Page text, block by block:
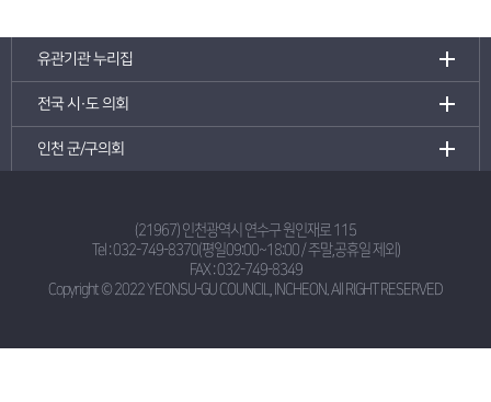
유관기관 누리집
전국 시·도 의회
인천 군/구의회
(21967) 인천광역시 연수구 원인재로 115
Tel :032-749-8370(평일09:00~18:00 / 주말,공휴일 제외)
FAX : 032-749-8349
Copyright © 2022 YEONSU-GU COUNCIL, INCHEON. All RIGHT RESERVED